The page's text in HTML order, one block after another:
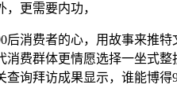
更需要内功，
费者的心，用故事来推特
消费群体更情愿选择一坐式
查询拜访成果显示，谁能博